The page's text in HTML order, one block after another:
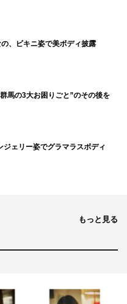
、ビキニ姿で美ボディ披露
馬の3大お困りごと”のその後を
ジェリー姿でグラマラスボディ
もっと見る